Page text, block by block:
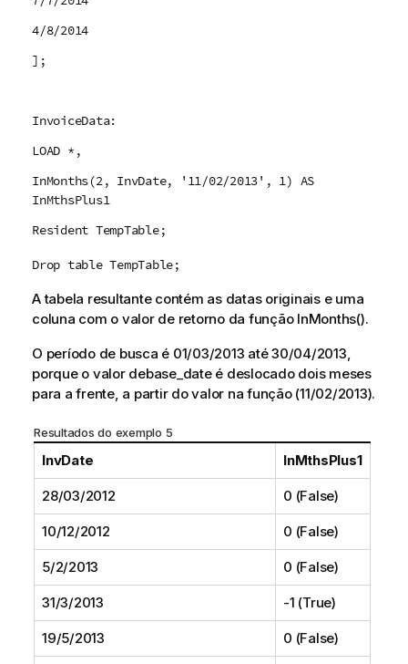
4/8/2014
];
InvoiceData:
LOAD *,
InMonths(2, InvDate, '11/02/2013', 1) AS
InMthsPlus1
Resident TempTable;
Drop table TempTable;
A tabela resultante contém as datas originais e uma
coluna com o valor de retorno da função InMonths().
O período de busca é 01/03/2013 até30/04/2013,
porque o valor debase_dateé deslocado dois meses
para a frente, a partir do valor na função (11/02/2013).
Resultados do exemplo 5
InvDate InMthsPlus1
28/03/2012 0 (False)
10/12/2012 0 (False)
5/2/2013 0 (False)
31/3/2013 -1 (True)
19/5/2013 0 (False)